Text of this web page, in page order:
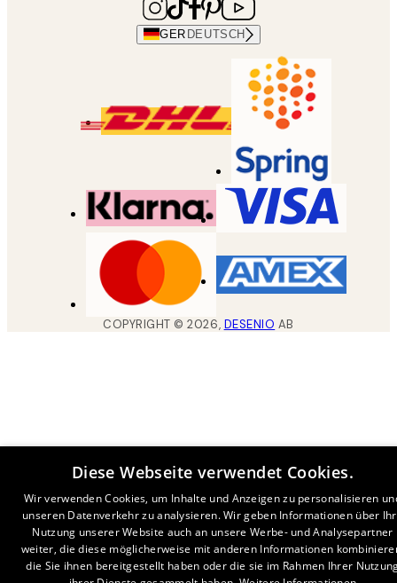
GER DEUTSCH
COPYRIGHT ©2026, DESENIO AB
Diese Webseite verwendet Cookies.
Wir verwenden Cookies, um Inhalte und Anzeigen zu personalisieren
unseren Datenverkehr zu analysieren. Wir geben Informationen über
Nutzung unserer Website auch an unsere Werbe- und Analysepartner
weiter, die diese möglicherweise mit anderen Informationen
die Sie ihnen bereitgestellt haben oder die sie im Rahmen Ihrer